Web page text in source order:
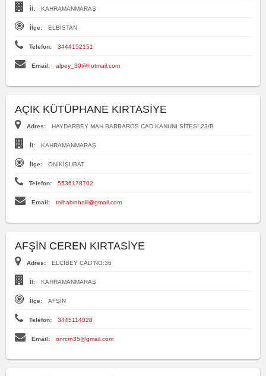
İl: KAHRAMANMARAŞ
İlçe: ELBİSTAN
Telefon: 3444152151
Email: alpey_30@hotmail.com
AÇIK KÜTÜPHANE KIRTASİYE
Adres: HAYDARBEY MAH BARBAROS CAD KANUNI SİTESİ 23/B
İl: KAHRAMANMARAŞ
İlçe: ONİKİŞUBAT
Telefon: 5536178702
Email: talhabinhalil@gmail.com
AFŞİN CEREN KIRTASİYE
Adres: ELÇİBEY CAD NO:36
İl: KAHRAMANMARAŞ
İlçe: AFŞİN
Telefon: 3445114028
Email: onrcrn35@gmail.com